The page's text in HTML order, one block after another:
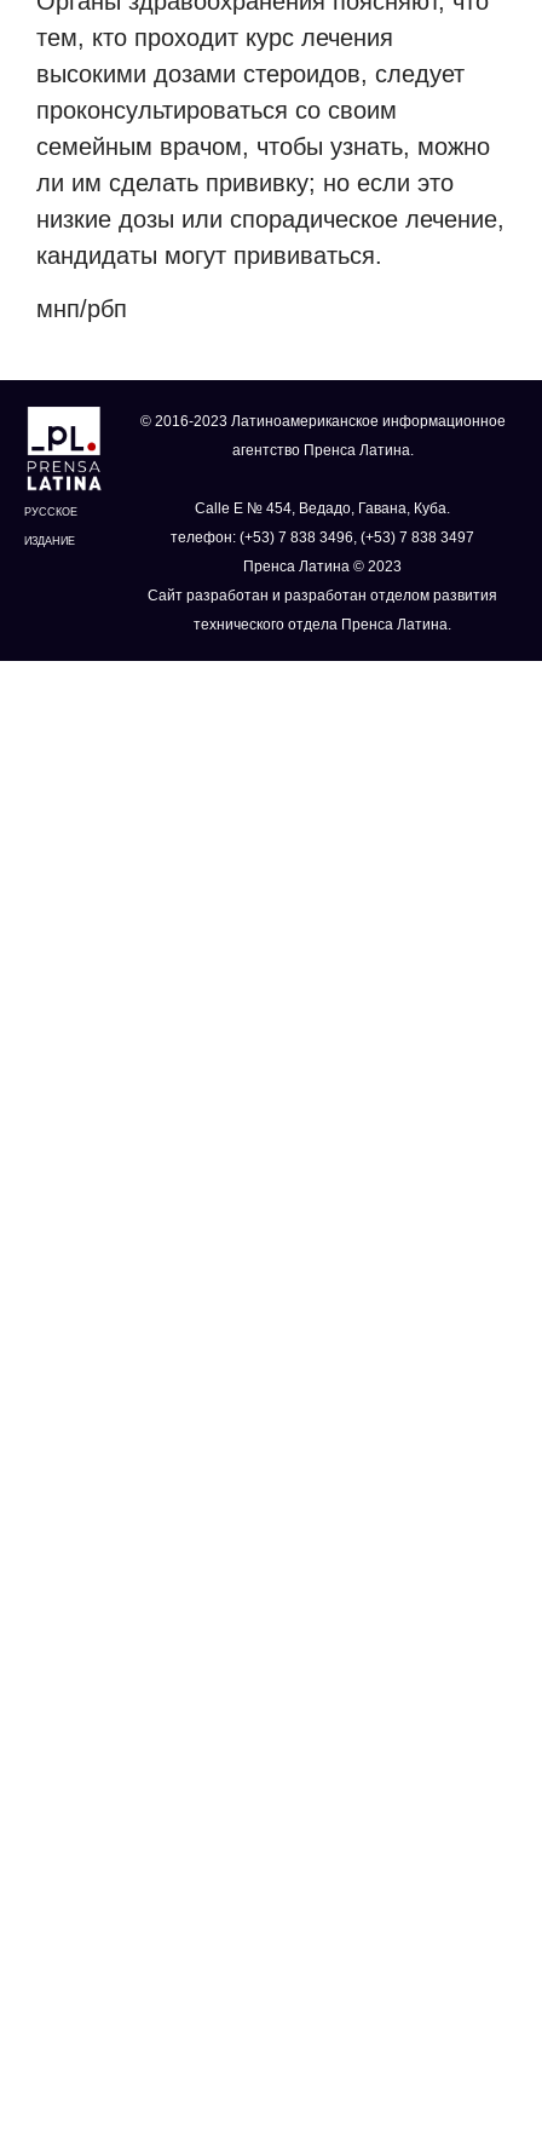
тем, кто проходит курс лечения
высокими дозами стероидов, следует
проконсультироваться со своим
семейным врачом, чтобы узнать, можно
ли им сделать прививку; но если это
низкие дозы или спорадическое лечение,
кандидаты могут прививаться.
мнп/рбп
РУССКОЕ
ИЗДАНИЕ
© 2016-2023 Латиноамериканское информационное
агентство Пренса Латина.
Calle E № 454, Ведадо, Гавана, Куба.
телефон: (+53) 7 838 3496, (+53) 7 838 3497
Пренса Латина © 2023
Сайт разработан и разработан отделом развития
технического отдела Пренса Латина.